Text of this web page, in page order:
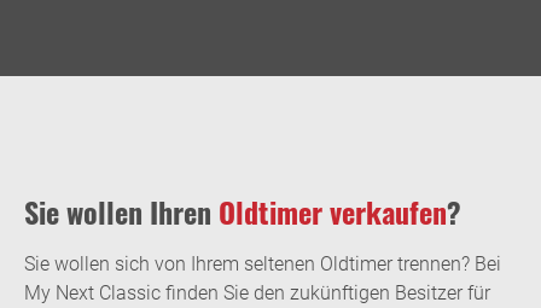
Sie wollen Ihren Oldtimer verkaufen?
Sie wollen sich von Ihrem seltenen Oldtimer trennen? Bei
My Next Classic finden Sie den zukünftigen Besitzer für